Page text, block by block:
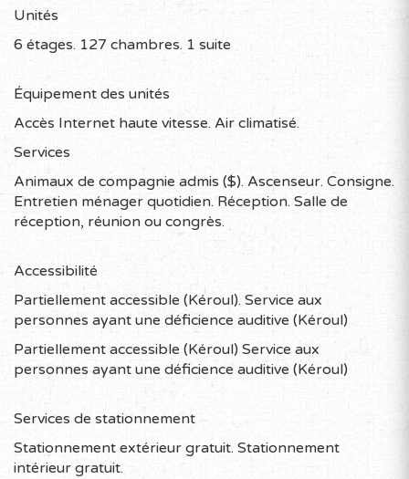
Unités
6 étages. 127 chambres. 1 suite
Équipement des unités
Accès Internet haute vitesse. Air climatisé.
Services
Animaux de compagnie admis ($). Ascenseur. Consigne.
Entretien ménager quotidien. Réception. Salle de
réception, réunion ou congrès.
Accessibilité
Partiellement accessible (Kéroul). Service aux
personnes ayant une déficience auditive (Kéroul)
Partiellement accessible (Kéroul) Service aux
personnes ayant une déficience auditive (Kéroul)
Services de stationnement
Stationnement extérieur gratuit. Stationnement
intérieur gratuit.